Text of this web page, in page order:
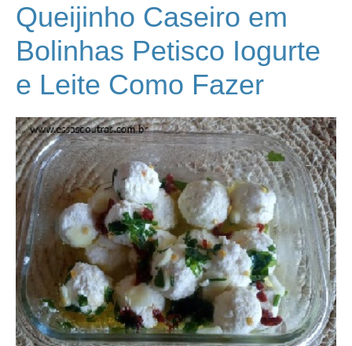
Queijinho Caseiro em
Bolinhas Petisco Iogurte
e Leite Como Fazer